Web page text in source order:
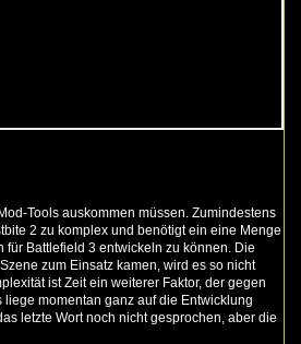
Tools auskommen müssen. Zumindestens
2 zu komplex und benötigt ein eine Menge
für Battlefield 3 entwickeln zu können. Die
zum Einsatz kamen, wird es so nicht
ist Zeit ein weiterer Faktor, der gegen
liege momentan ganz auf die Entwicklung
letzte Wort noch nicht gesprochen, aber die